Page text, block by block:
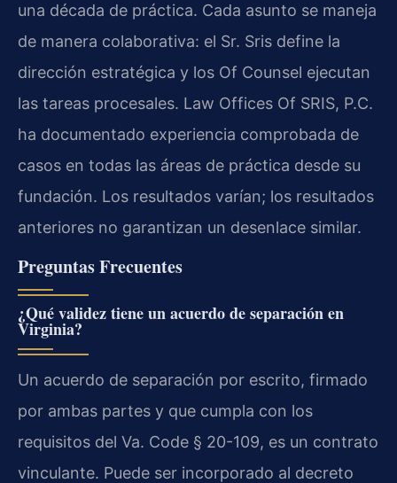
una década de práctica. Cada asunto se maneja
de manera colaborativa: el Sr. Sris define la
dirección estratégica y los Of Counsel ejecutan
las tareas procesales. Law Offices Of SRIS, P.C.
ha documentado experiencia comprobada de
casos en todas las áreas de práctica desde su
fundación. Los resultados varían; los resultados
anteriores no garantizan un desenlace similar.
Preguntas Frecuentes
¿Qué validez tiene un acuerdo de separación en
Virginia?
Un acuerdo de separación por escrito, firmado
por ambas partes y que cumpla con los
requisitos del Va. Code § 20-109, es un contrato
vinculante. Puede ser incorporado al decreto